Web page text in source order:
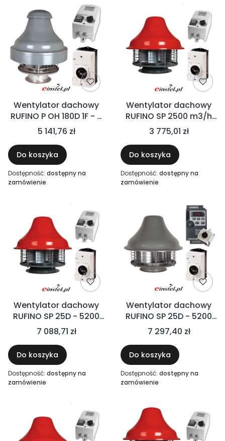
Wentylator dachowy
RUFINO P OH 180D 1F - fi
180, 250W z
regulatorem obrotów i
wyłącznikiem
serwisowym - baseny,
oczyszczalnie ścieków,
przemysł chemiczny
5 141,76 zł
Do koszyka
Dostępność: dostępny na
zamówienie
Wentylator dachowy
RUFINO SP 2500 m3/h
250W + REGULATOR
ARW + WYŁĄCZNIK
SERWISOWY - ZESTAW
FI 200
3 775,01 zł
Do koszyka
Dostępność: dostępny na
zamówienie
Wentylator dachowy
RUFINO SP 25D - 5200
m3/h 1100W +
REGULATOR ARW +
WYŁĄCZNIK SERWISOWY
- ZESTAW FI 250
7 088,71 zł
Do koszyka
Dostępność: dostępny na
zamówienie
Wentylator dachowy
RUFINO SP 25D - 5200
m3/h 1100W +
REGULATOR FALOWNIK
+ WYŁĄCZNIK
SERWISOWY - ZESTAW
FI 250 400V
7 297,40 zł
Do koszyka
Dostępność: dostępny na
zamówienie